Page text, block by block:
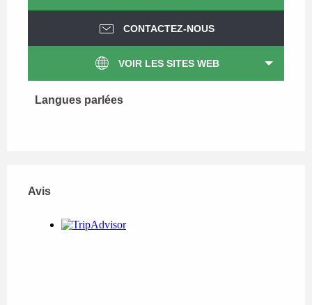
CONTACTEZ-NOUS
VOIR LES SITES WEB
Langues parlées
Langues parlées
Avis
Avis